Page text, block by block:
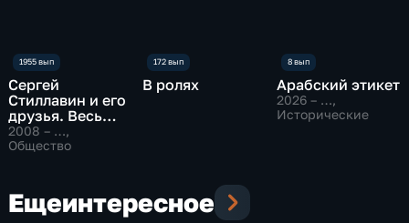
Сергей
Стиллавин и его
друзья. Весь
эфир
2008 – …,
Общество
В ролях Арабский этикет
2026 – …,
Исторические
Ещеинтересное